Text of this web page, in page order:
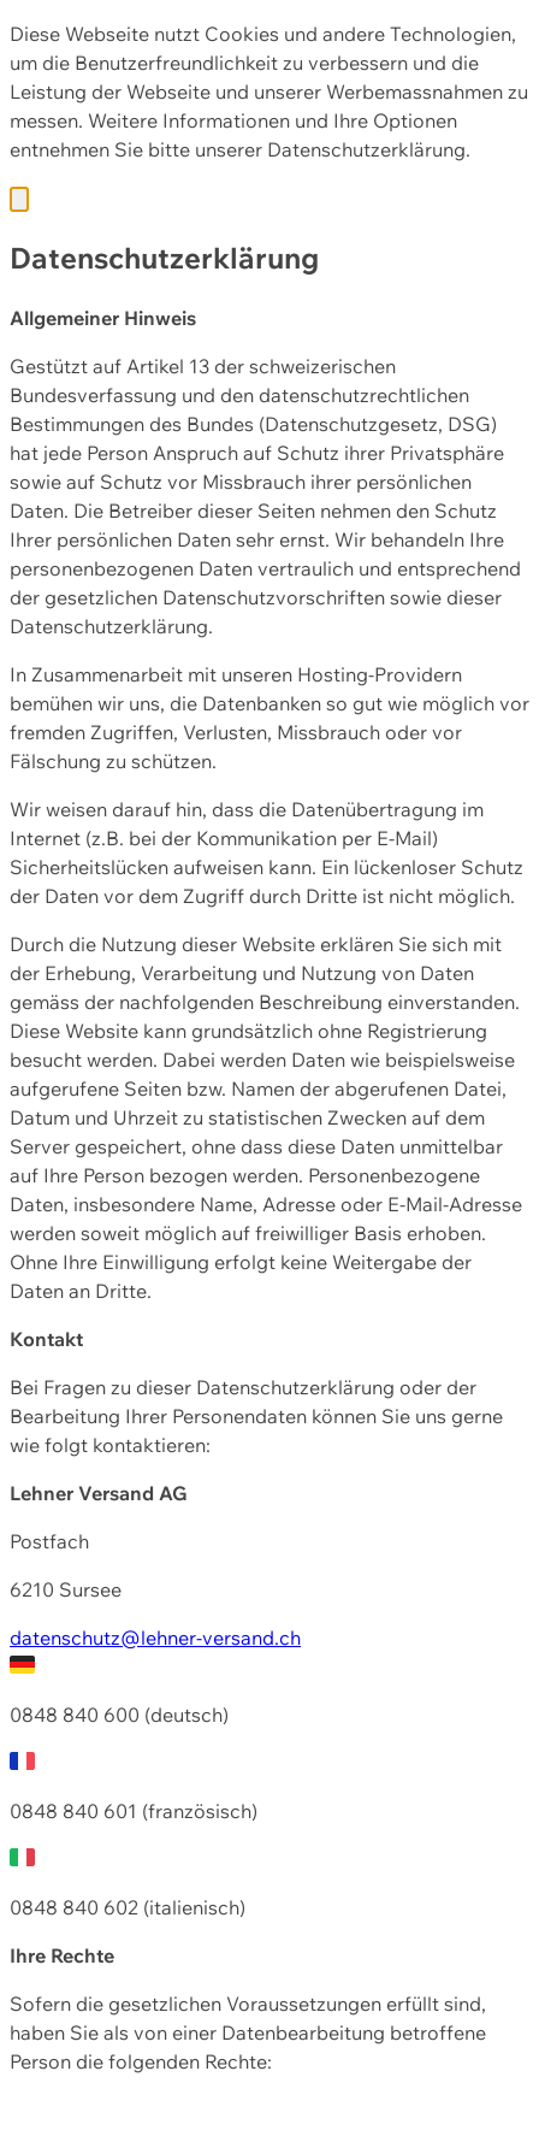
Diese Webseite nutzt Cookies und andere Technologien,
um die Benutzerfreundlichkeit zu verbessern und die
Leistung der Webseite und unserer Werbemassnahmen zu
messen. Weitere Informationen und Ihre Optionen
entnehmen Sie bitte unserer Datenschutzerklärung.
Datenschutzerklärung
Allgemeiner Hinweis
Gestützt auf Artikel 13 der schweizerischen
Bundesverfassung und den datenschutzrechtlichen
Bestimmungen des Bundes (Datenschutzgesetz, DSG)
hat jede Person Anspruch auf Schutz ihrer Privatsphäre
sowie auf Schutz vor Missbrauch ihrer persönlichen
Daten. Die Betreiber dieser Seiten nehmen den Schutz
Ihrer persönlichen Daten sehr ernst. Wir behandeln Ihre
personenbezogenen Daten vertraulich und entsprechend
der gesetzlichen Datenschutzvorschriften sowie dieser
Datenschutzerklärung.
In Zusammenarbeit mit unseren Hosting-Providern
bemühen wir uns, die Datenbanken so gut wie möglich vor
fremden Zugriffen, Verlusten, Missbrauch oder vor
Fälschung zu schützen.
Wir weisen darauf hin, dass die Datenübertragung im
Internet (z.B. bei der Kommunikation per E-Mail)
Sicherheitslücken aufweisen kann. Ein lückenloser Schutz
der Daten vor dem Zugriff durch Dritte ist nicht möglich.
Durch die Nutzung dieser Website erklären Sie sich mit
der Erhebung, Verarbeitung und Nutzung von Daten
gemäss der nachfolgenden Beschreibung einverstanden.
Diese Website kann grundsätzlich ohne Registrierung
besucht werden. Dabei werden Daten wie beispielsweise
aufgerufene Seiten bzw. Namen der abgerufenen Datei,
Datum und Uhrzeit zu statistischen Zwecken auf dem
Server gespeichert, ohne dass diese Daten unmittelbar
auf Ihre Person bezogen werden. Personenbezogene
Daten, insbesondere Name, Adresse oder E-Mail-Adresse
werden soweit möglich auf freiwilliger Basis erhoben.
Ohne Ihre Einwilligung erfolgt keine Weitergabe der
Daten an Dritte.
Kontakt
Bei Fragen zu dieser Datenschutzerklärung oder der
Bearbeitung Ihrer Personendaten können Sie uns gerne
wie folgt kontaktieren:
Lehner Versand AG
Postfach
6210 Sursee
datenschutz@lehner-versand.ch
0848 840 600 (deutsch)
0848 840 601 (französisch)
0848 840 602 (italienisch)
Ihre Rechte
Sofern die gesetzlichen Voraussetzungen erfüllt sind,
haben Sie als von einer Datenbearbeitung betroffene
Person die folgenden Rechte: